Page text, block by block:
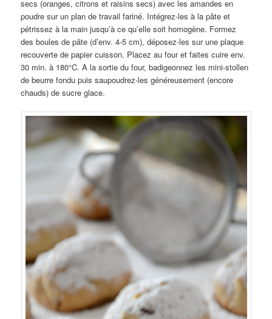
secs (oranges, citrons et raisins secs) avec les amandes en
poudre sur un plan de travail fariné. Intégrez-les à la pâte et
pétrissez à la main jusqu’à ce qu’elle soit homogène. Formez
des boules de pâte (d’env. 4-5 cm), déposez-les sur une plaque
recouverte de papier cuisson. Placez au four et faites cuire env.
30 min. à 180°C. A la sortie du four, badigeonnez les mini-stollen
de beurre fondu puis saupoudrez-les généreusement (encore
chauds) de sucre glace.